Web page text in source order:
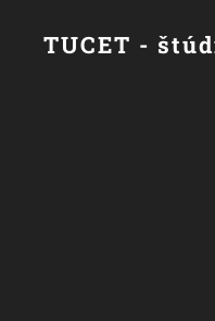
TUCET -